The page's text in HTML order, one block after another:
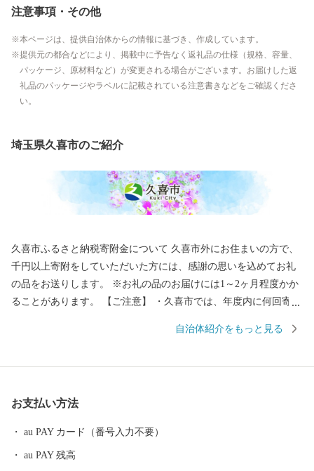
注意事項・その他
本ページは、提供自治体からの情報に基づき、作成しています。
提供元の都合などにより、掲載中に予告なく返礼品の仕様（規格、容量、
パッケージ、原材料など）が変更される場合がございます。お届けした返
礼品のパッケージやラベルに記載されている注意書きなどをご確認くださ
い。
埼玉県久喜市のご紹介
久喜市ふるさと納税寄附金について 久喜市外にお住まいの方で、
千円以上寄附をしていただいた方には、感謝の思いを込めてお礼
の品をお送りします。 ※お礼の品のお届けには1～2ヶ月程度かか
ることがあります。 【ご注意】 ・久喜市では、年度内に何回寄附
自治体紹介をもっと見る
お支払い方法
au PAY カード（番号入力不要）
au PAY 残高